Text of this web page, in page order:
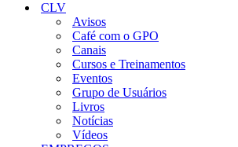
CLV
Avisos
Café com o GPO
Canais
Cursos e Treinamentos
Eventos
Grupo de Usuários
Livros
Notícias
Vídeos